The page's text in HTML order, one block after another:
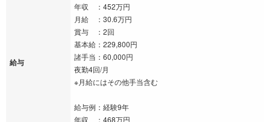
給与
年収 ：452万円
月給 ：30.6万円
賞与 ：2回
基本給：229,800円
諸手当：60,000円
夜勤4回/月
※月給にはその他手当含む
給与例：経験9年
年収 ：468万円